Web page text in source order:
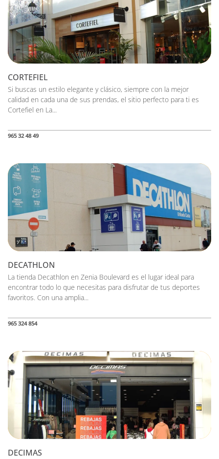
CORTEFIEL
Si buscas un estilo elegante y clásico, siempre con la mejor
calidad en cada una de sus prendas, el sitio perfecto para ti es
Cortefiel en La...
965 32 48 49
DECATHLON
La tienda Decathlon en Zenia Boulevard es el lugar ideal para
encontrar todo lo que necesitas para disfrutar de tus deportes
favoritos. Con una amplia...
965 324 854
DECIMAS